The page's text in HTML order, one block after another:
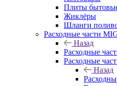
Плиты
Жиклёры
Шланги
Расходные части
Назад
Расходные
Расходные
Назад